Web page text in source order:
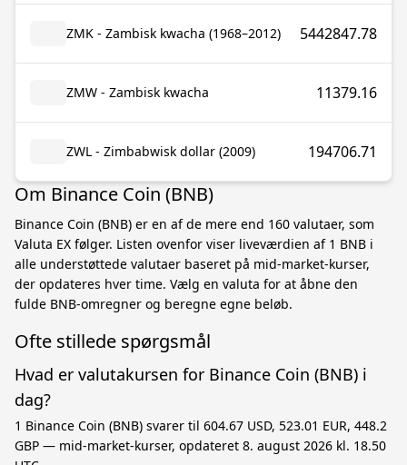
ZMK - Zambisk kwacha (1968–2012) 5442847.78
ZMW - Zambisk kwacha 11379.16
ZWL - Zimbabwisk dollar (2009) 194706.71
Om Binance Coin (BNB)
Binance Coin (BNB) er en af de mere end 160 valutaer, som
Valuta EX følger. Listen ovenfor viser liveværdien af 1 BNB i
alle understøttede valutaer baseret på mid-market-kurser,
der opdateres hver time. Vælg en valuta for at åbne den
fulde BNB-omregner og beregne egne beløb.
Ofte stillede spørgsmål
Hvad er valutakursen for Binance Coin (BNB) i
dag?
1 Binance Coin (BNB) svarer til 604.67 USD, 523.01 EUR, 448.2
GBP — mid-market-kurser, opdateret 8. august 2026 kl. 18.50